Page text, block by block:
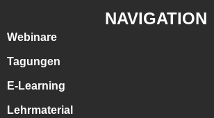
NAVIGATION
Webinare
Tagungen
E-Learning
Lehrmaterial